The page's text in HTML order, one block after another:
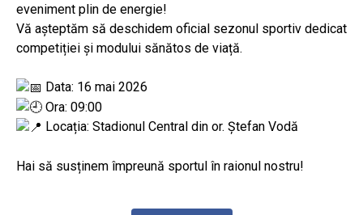
eveniment plin de energie!
Vă așteptăm să deschidem oficial sezonul sportiv dedicat
competiției și modului sănătos de viață.
Data: 16 mai 2026
Ora: 09:00
Locația: Stadionul Central din or. Ștefan Vodă
​Hai să susținem împreună sportul în raionul nostru!